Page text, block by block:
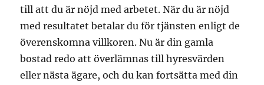
till att du är nöjd med arbetet. När du är nöjd
med resultatet betalar du för tjänsten enligt de
överenskomna villkoren. Nu är din gamla
bostad redo att överlämnas till hyresvärden
eller nästa ägare, och du kan fortsätta med din